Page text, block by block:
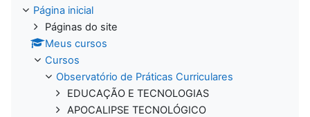
Página inicial
Páginas do site
Meus cursos
Cursos
Observatório de Práticas Curriculares
EDUCAÇÃO E TECNOLOGIAS
APOCALIPSE TECNOLÓGICO